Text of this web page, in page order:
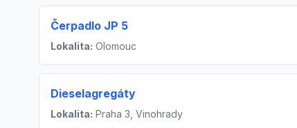
Čerpadlo JP 5
Lokalita: Olomouc
Dieselagregáty
Lokalita: Praha 3, Vinohrady